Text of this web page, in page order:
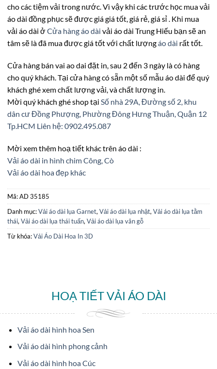
cho các tiệm vải trong nước. Vì vậy khi các trước học mua vải
áo dài đồng phục sẽ được giá giá tốt, giá rẻ, giá sỉ . Khi mua
vải áo dài ở Cửa hàng áo dài vải áo dài Trung Hiếu bạn sẽ an
tâm sẽ là đã mua được giá tốt với chất lượngáo dài rất tốt.
Cửa hàng bán vai ao dai đặt in, sau 2 đến 3 ngày là có hàng
cho quý khách. Tại cửa hàng có sẵn một số mẫu áo dài để quý
khách ghé xem chất lượng vải, và chất lượng in.
Mời quý khách ghé shop tại Số nhà 29A, Đường số 2, khu
dân cư Đồng Phượng, Phường Đông Hưng Thuận, Quận 12
Tp.HCM Liên hệ: 0902.495.087
Mời xem thêm hoạ tiết khác trên áo dài :
Vải áo dài in hình chim Công, Cò
Vải áo dài hoa đẹp khác
Mã:AD 35185
Danh mục:Vải áo dài lụa Garnet, Vải áo dài lụa nhật, Vải áo dài lụa tằm
thái, Vải áo dài lụa thái tuấn, Vải áo dài lụa vân gỗ
Từ khóa:Vải Áo Dài Hoa In 3D
HOẠ TIẾT VẢI ÁO DÀI
Vải áo dài hình hoa Sen
Vải áo dài hình phong cảnh
Vải áo dài hình hoa Cúc